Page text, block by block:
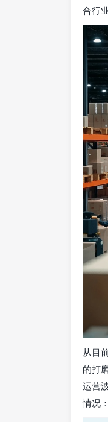
合行
从目
的打
运营
情况：